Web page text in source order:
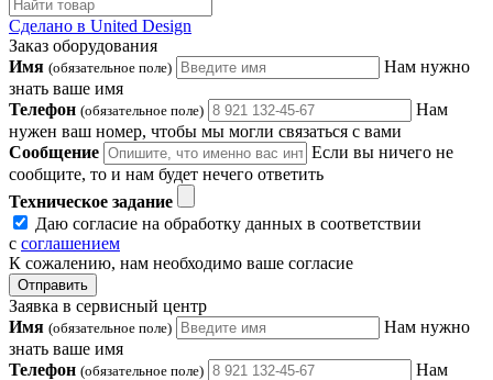
Сделано в United Design
Заказ оборудования
Имя (обязательное поле)
Нам нужно
знать ваше имя
Телефон (обязательное поле)
Нам
нужен ваш номер, чтобы мы могли связаться с вами
Сообщение
Если вы ничего не
сообщите, то и нам будет нечего ответить
Техническое задание
Даю согласие на обработку данных в соответствии
с соглашением
К сожалению, нам необходимо ваше согласие
Отправить
Заявка в сервисный центр
Имя (обязательное поле)
Нам нужно
знать ваше имя
Телефон (обязательное поле)
Нам